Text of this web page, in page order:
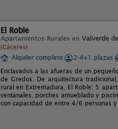
El Roble
Apartamentos Rurales en Valverde
(Cáceres)
Alquiler completo 2-4+1 plazas
Enclavados a las afueras de un
de Gredos. De arquitectura
rural en Extremadura. El Roble: 5
ventanales, porches amueblado y
con capacidad de entre 4/6 personas